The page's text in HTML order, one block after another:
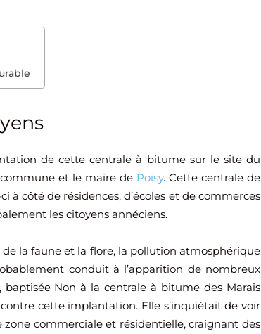
de cette centrale à bitume sur le site du
et le maire de Poisy. Cette centrale de
à côté de résidences, d’écoles et de commerces
les citoyens annéciens.
la faune et la flore, la pollution atmosphérique
conduit à l’apparition de nombreux
baptisée Non à la centrale à bitume des Marais
cette implantation. Elle s’inquiétait de voir
commerciale et résidentielle, craignant des